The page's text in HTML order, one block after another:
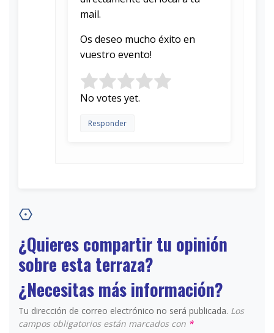
mail.
Os deseo mucho éxito en
vuestro evento!
Rate this item:
No votes yet.
Responder
¿Quieres compartir tu opinión
sobre esta terraza?
¿Necesitas más información?
Tu dirección de correo electrónico no será publicada. Los
campos obligatorios están marcados con *